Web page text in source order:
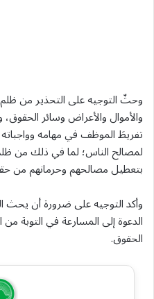
وحثّ التوجيه على التحذير من
والأموال والأعراض وسائر
تفريطَ الموظف في مهامه
لمصالح الناس؛ لما في ذلك من
بتعطيل مصالحهم وحرمانهم من
وأكد التوجيه على ضرورة أن يحث
الدعوة إلى المسارعة في التوبة
الحقوق.